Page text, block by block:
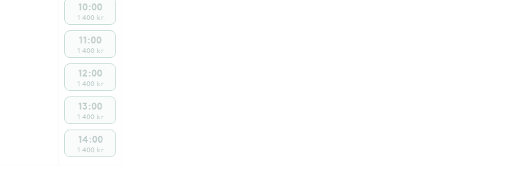
10:00
1 400 kr
11:00
1 400 kr
12:00
1 400 kr
13:00
1 400 kr
14:00
1 400 kr